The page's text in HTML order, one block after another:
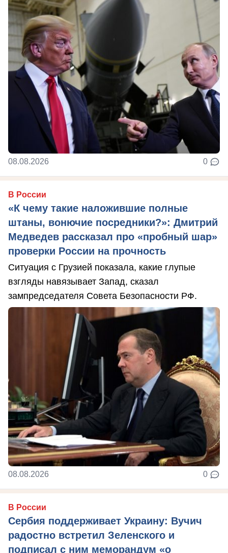
08.08.2026 0
В России
«К чему такие наложившие полные
штаны, вонючие посредники?»: Дмитрий
Медведев рассказал про «пробный шар»
проверки России на прочность
Ситуация с Грузией показала, какие глупые
взгляды навязывает Запад, сказал
зампредседателя Совета Безопасности РФ.
08.08.2026 0
В России
Сербия поддерживает Украину: Вучич
радостно встретил Зеленского и
подписал с ним меморандум «о